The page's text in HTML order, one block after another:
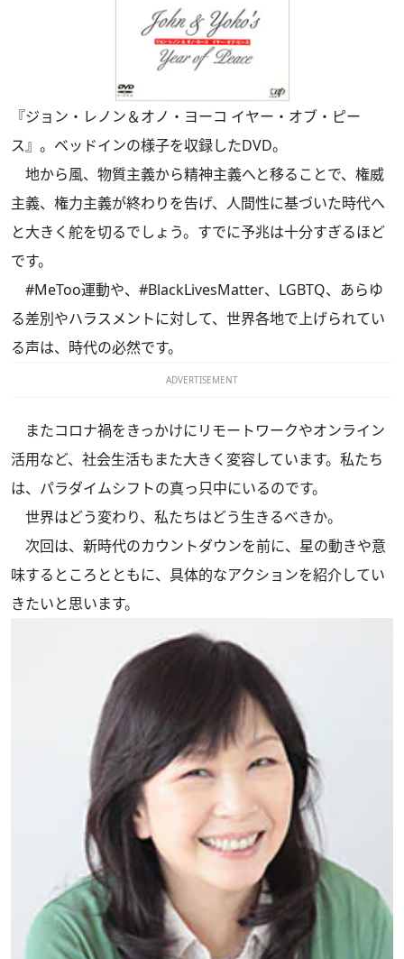
『ジョン・レノン＆オノ・ヨーコ イヤー・オブ・ピー
ス』。ベッドインの様子を収録したDVD。
地から風、物質主義から精神主義へと移ることで、権威
主義、権力主義が終わりを告げ、人間性に基づいた時代へ
と大きく舵を切るでしょう。すでに予兆は十分すぎるほど
です。
#MeToo運動や、#BlackLivesMatter、LGBTQ、あらゆ
る差別やハラスメントに対して、世界各地で上げられてい
る声は、時代の必然です。
ADVERTISEMENT
またコロナ禍をきっかけにリモートワークやオンライン
活用など、社会生活もまた大きく変容しています。私たち
は、パラダイムシフトの真っ只中にいるのです。
世界はどう変わり、私たちはどう生きるべきか。
次回は、新時代のカウントダウンを前に、星の動きや意
味するところとともに、具体的なアクションを紹介してい
きたいと思います。